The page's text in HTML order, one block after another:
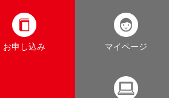
お申し込み マイページ